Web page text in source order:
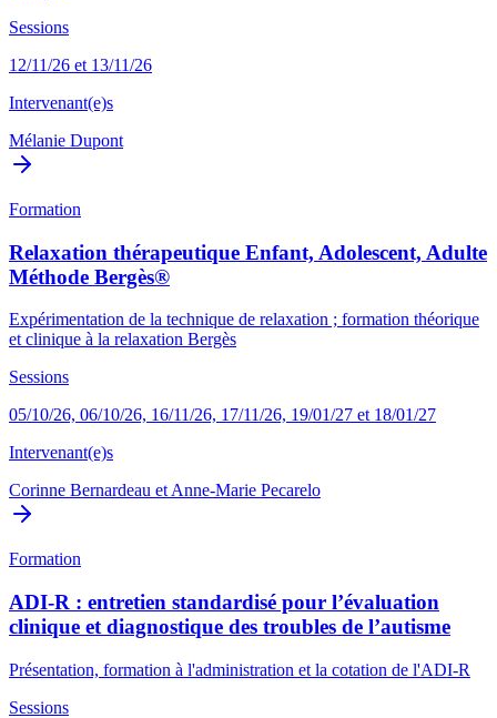
Sessions
12/11/26 et 13/11/26
Intervenant(e)s
Mélanie Dupont
Formation
Relaxation thérapeutique Enfant, Adolescent, Adulte
Méthode Bergès®
Expérimentation de la technique de relaxation ; formation théorique
et clinique à la relaxation Bergès
Sessions
05/10/26, 06/10/26, 16/11/26, 17/11/26, 19/01/27 et 18/01/27
Intervenant(e)s
Corinne Bernardeau et Anne-Marie Pecarelo
Formation
ADI-R : entretien standardisé pour l’évaluation
clinique et diagnostique des troubles de l’autisme
Présentation, formation à l'administration et la cotation de l'ADI-R
Sessions